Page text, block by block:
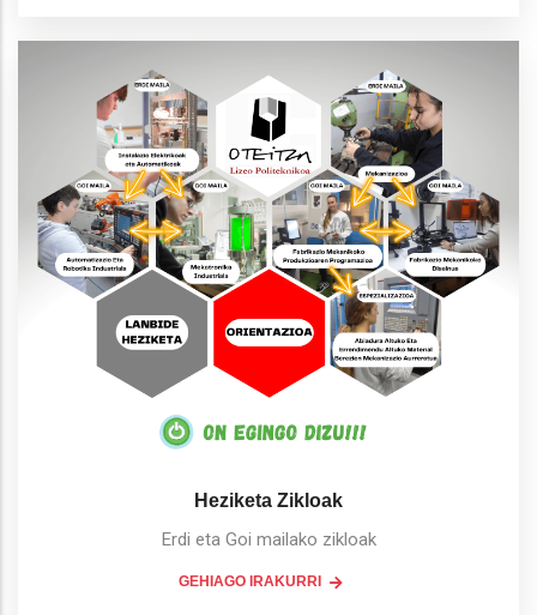
Heziketa Zikloak
Erdi eta Goi mailako zikloak
GEHIAGO IRAKURRI